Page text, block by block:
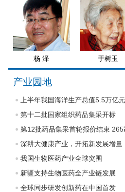
杨 泽 于树玉
产业园地
上半年我国海洋生产总值5.5万亿元
第十二批国家组织药品集采开标
第12批药品集采首轮报价结束
深耕大健康产业，开拓新发展增量
我国生物医药产业全球突围
新疆支持生物医药全产业链发展
全球同步研发创新药在中国首发